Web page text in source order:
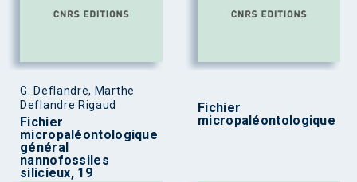
G. Deflandre, Marthe
Deflandre Rigaud
Fichier
micropaléontologique
général
nannofossiles
silicieux, 19
Fichier
micropaléontologique